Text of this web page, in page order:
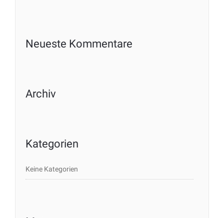
Neueste Kommentare
Archiv
Kategorien
Keine Kategorien